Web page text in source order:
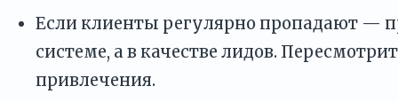
Если клиенты регулярно пропадают —
системе, а в качестве лидов.
привлечения.